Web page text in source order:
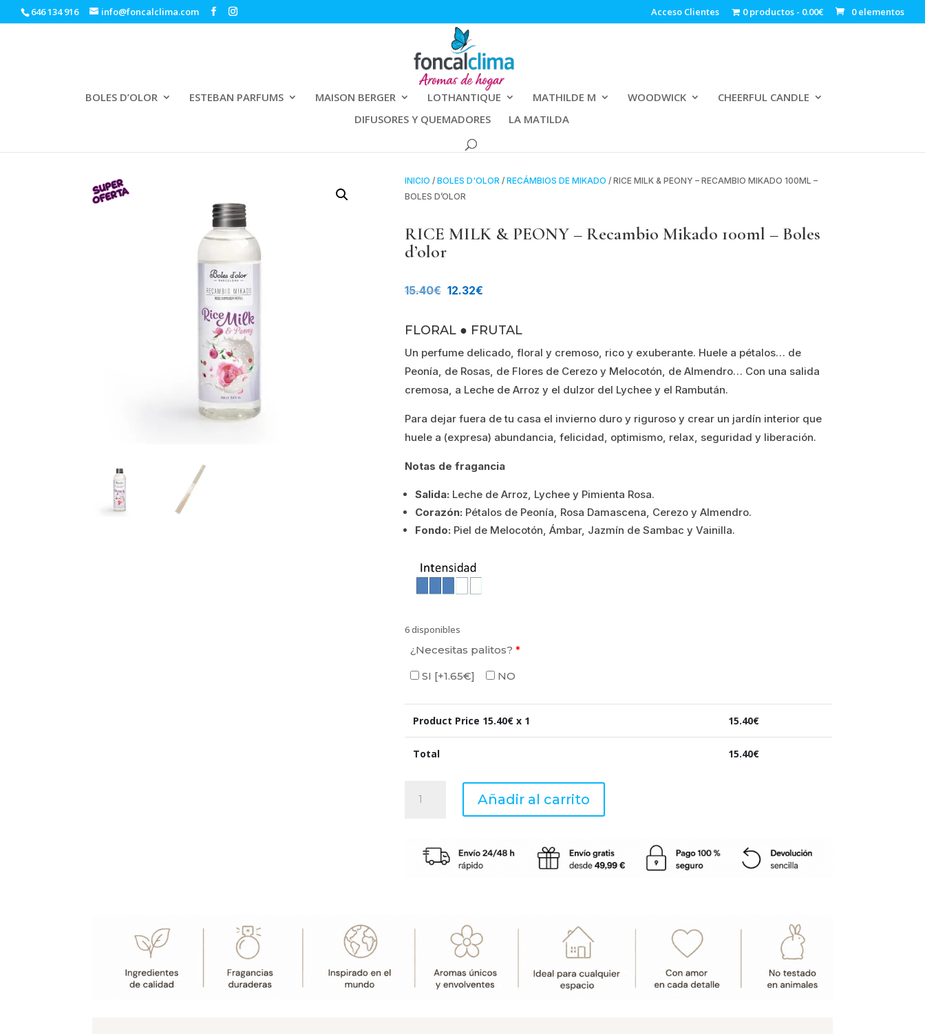
646 134 916 info@foncalclima.com Acceso Clientes 0 productos 0.00€ 0 elementos
BOLES D’OLOR ESTEBAN PARFUMS MAISON BERGER LOTHANTIQUE MATHILDE M WOODWICK
CHEERFUL CANDLE
DIFUSORES Y QUEMADORES
LA MATILDA
INICIO /BOLES D'OLOR /RECÁMBIOS DE MIKADO / RICE MILK & PEONY – RECAMBIO MIKADO 100ML –
BOLES D’OLOR
RICE MILK & PEONY – Recambio Mikado 100ml – Boles
d’olor
15.40€ El
era:
15.40€.
12.32€
es:
12.32€.
FLORAL ● FRUTAL
Un perfume delicado, floral y cremoso, rico y exuberante. Huele a pétalos… de
Peonía, de Rosas, de Flores de Cerezo y Melocotón, de Almendro… Con una salida
cremosa, a Leche de Arroz y el dulzor del Lychee y el Rambután.
Para dejar fuera de tu casa el invierno duro y riguroso y crear un jardín interior que
huele a (expresa) abundancia, felicidad, optimismo, relax, seguridad y liberación.
Notas de fragancia
Salida: Leche de Arroz, Lychee y Pimienta Rosa.
Corazón: Pétalos de Peonía, Rosa Damascena, Cerezo y Almendro.
Fondo: Piel de Melocotón, Ámbar, Jazmín de Sambac y Vainilla.
6 disponibles
¿Necesitas palitos? *
SI [+1.65€] NO
Product Price 15.40€ x 1 15.40€
Total 15.40€
MILK
Recambio
Boles
Añadir al carrito